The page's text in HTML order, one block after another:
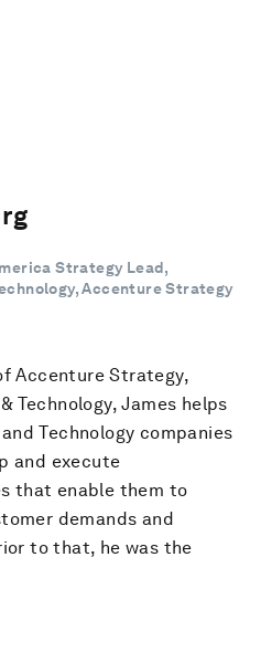
Strategy Lead,
Accenture Strategy
Accenture Strategy,
Technology, James helps
Technology companies
and execute
that enable them to
demands and
to that, he was the